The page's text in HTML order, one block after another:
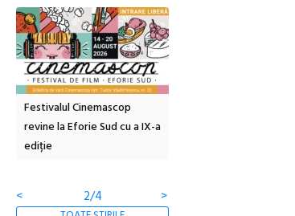
Sleeping Beauties la Borsec:
dulceață de amintiri la
borcan, o cameră obscură și
<
3/4 >